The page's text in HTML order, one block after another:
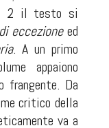
2 il testo si
eccezioneed
. A un primo
appaiono
frangente. Da
critico della
va a